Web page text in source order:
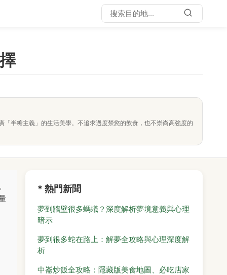
半糖主義」的生活美學。不追求過度禁慾的飲食，也不崇尚高強度的
* 熱門新聞
夢到牆壁很多螞蟻？深度解析夢境意義與心理
暗示
夢到很多蛇在路上：解夢全攻略與心理深度解
析
中崙炒飯全攻略：隱藏版美食地圖、必吃店家